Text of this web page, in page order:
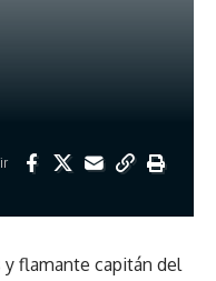
flamante capitán del